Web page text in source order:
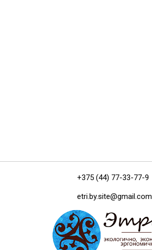
+375 (44) 77-33-77-9
etri.by.site@gmail.com